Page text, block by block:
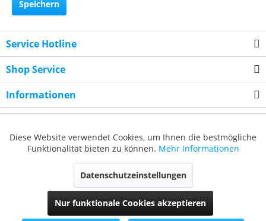
Speichern
Service Hotline
Shop Service
Informationen
* Alle Preise inkl. gesetzl. Mehrwertsteuer zzgl.Versandkosten, wenn nicht
anders beschrieben
Cookie-Einstellungen Über uns
Kontakt
Widerrufsrecht
Diese Website verwendet Cookies, um Ihnen die bestmögliche
Funktionalität bieten zu können. Mehr Informationen
Datenschutzeinstellungen
Nur funktionale Cookies akzeptieren